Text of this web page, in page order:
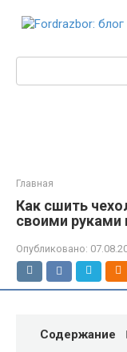
Главная
Как сшить
своими руками
Опубликовано:
Содержание